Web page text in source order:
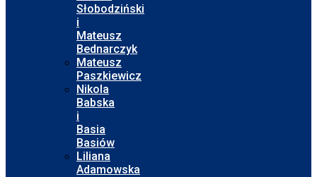
Słobodziński
i
Mateusz
Bednarczyk
Mateusz
Paszkiewicz
Nikola
Babska
i
Basia
Basiów
Liliana
Adamowska